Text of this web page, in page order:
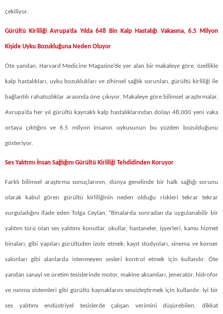
çekiliyor.
Gürültü Kirliliği Avrupa’da Yılda 648 Bin Kalp Hastalığı Vakasına, 6.5 Milyon
Kişide Uyku Bozukluğuna Neden Oluyor
Öte yandan, Harvard Medicine Magazine’de yer alan bir makaleye göre, özellikle
kalp hastalıkları, uyku bozuklukları ve zihinsel sağlık sorunları, gürültü kirliliği ile
bağlantılı rahatsızlıklar arasında öne çıkıyor. Makaleye göre bilimsel araştırmalar,
Avrupa’da her yıl gürültü kaynaklı kalp hastalıklarından dolayı 48,000 yeni vaka
ortaya çıktığını ve 6.5 milyon insanın uykusunun bu yüzden bozulduğunu
gösteriyor.
Ses Yalıtımı İnsan Sağlığını Gürültü Kirliliği Tehdidinden Koruyor
Farklı bilimsel araştırma sonuçlarının, dünya genelinde bir halk sağlığı sorunu
olarak kabul gören gürültü kirliliğinin neden olduğu riskleri tekrar tekrar
vurguladığını ifade eden Tolga Ceylan, “Binalarda sonradan da uygulanabilir bir
yalıtım türü olan ses yalıtımı konutlar, okullar, hastaneler, işyerleri, kamu hizmet
binaları, gibi yapıları gürültüden izole etmek; kayıt stüdyoları, sinema ve konser
salonları gibi alanlarda istenmeyen sesleri kontrol etmek için kullanılır. Öte
yandan sanayi ve üretim tesislerinde motor, makine aksamları, jeneratör, hidrofor
ve ısınma sistemleri gibi gürültü kaynaklarını sessizleştirmek için kullanılır. İyi bir
ses yalıtımı endüstriyel tesislerde çalışan verimini düşürebilen, dikkat